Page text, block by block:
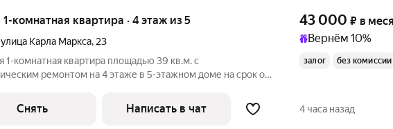
· 1-комнатная квартира · 4 этаж из 5
улица Карла Маркса, 23
1-комнатная квартира площадью 39 кв.м. с
ремонтом на 4 этаже в 5-этажном доме на срок от
Дом - кирпичный, окна выходят на улицу. Во дворе
43 000 ₽ в
Вернём 10%
залог без комиссии
Снять Написать в чат 4 часа назад